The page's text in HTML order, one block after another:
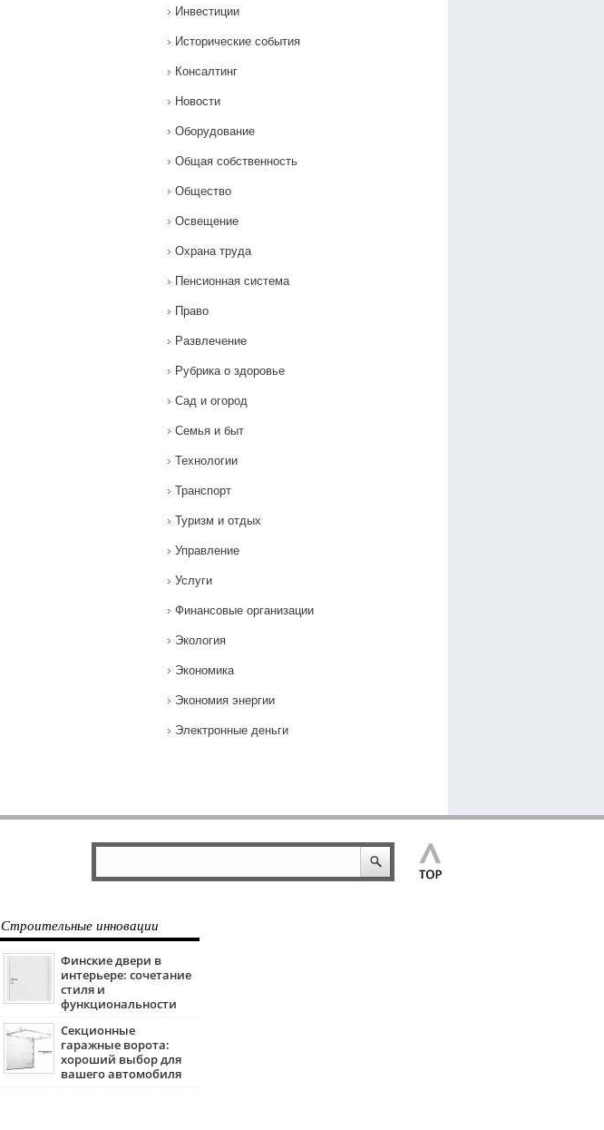
Инвестиции
Исторические события
Консалтинг
Новости
Оборудование
Общая собственность
Общество
Освещение
Охрана труда
Пенсионная система
Право
Развлечение
Рубрика о здоровье
Сад и огород
Семья и быт
Технологии
Транспорт
Туризм и отдых
Управление
Услуги
Финансовые организации
Экология
Экономика
Экономия энергии
Электронные деньги
Строительные инновации
Финские двери в
интерьере: сочетание
стиля и
функциональности
Секционные
гаражные ворота:
хороший выбор для
вашего автомобиля